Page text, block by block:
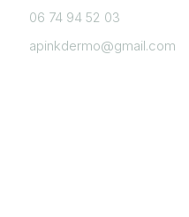
06 74 94 52 03
apinkdermo@gmail.com